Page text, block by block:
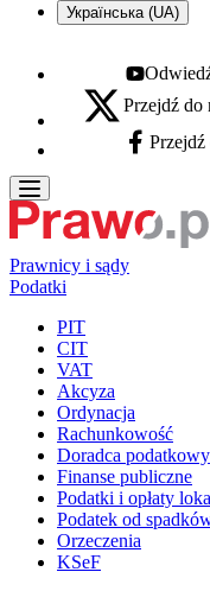
Українська (UA)
Youtube -
X - otwiera się w
Przejdź do
Facebook -
Przejdź
Prawnicy i sądy
Podatki
PIT
CIT
VAT
Akcyza
Ordynacja
Rachunkowość
Doradca podatkowy
Finanse publiczne
Podatki i opłaty
Podatek od
Orzeczenia
KSeF